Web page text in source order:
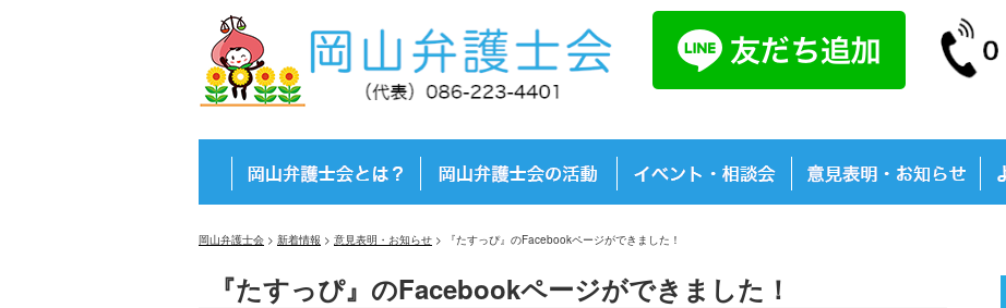
岡山弁護士会 > 新着情報 > 意見表明・お知らせ > 『たすっぴ』のFacebookページができました！
『たすっぴ』のFacebookページができました！